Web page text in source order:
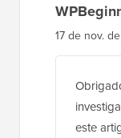
17 de nov.
este